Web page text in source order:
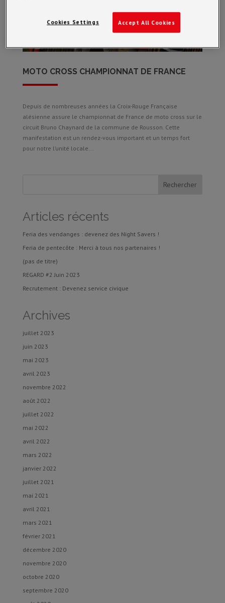
MOTO CROSS CHAMPIONNAT DE FRANCE
Depuis de nombreuses années la Croix-Rouge Française
alésienne assure le championnat de France de moto cross sur le
circuit Bruno Chaynard de la commune de Rousson. Cette
manifestation est un rendez-vous important et un temps fort
pour notre l’unité locale...
Articles récents
Feria des vendanges : devenez des Night Savers !
Feria de pentecôte : Merci à tous nos partenaires !
(pas de titre)
REGARD #2 Juin 2023
Recrutement : Devenez service civique
Archives
juillet 2023
juin 2023
mai 2023
avril 2023
novembre 2022
août 2022
juillet 2022
mai 2022
avril 2022
mars 2022
janvier 2022
juillet 2021
mai 2021
avril 2021
mars 2021
février 2021
décembre 2020
novembre 2020
octobre 2020
septembre 2020
Accept All Cookies
Cookies Settings